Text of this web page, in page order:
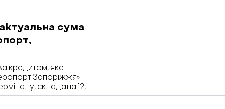
сума
кредитом, яке
Запоріжжя»
складала 12,6
гривень. Про це